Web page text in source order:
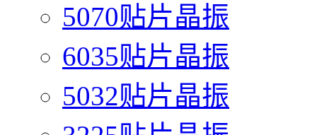
5070贴片晶振
6035贴片晶振
5032贴片晶振